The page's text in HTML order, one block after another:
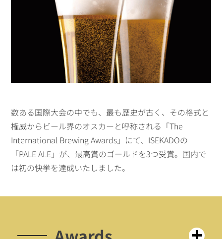
数ある国際大会の中でも、最も歴史が古く、その格式と
権威からビール界のオスカーと呼称される「The
International Brewing Awards」にて、ISEKADOの
「PALE ALE」が、最高賞のゴールドを3つ受賞。国内で
は初の快挙を達成いたしました。